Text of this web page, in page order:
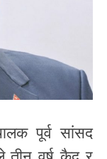
पूर्व सांसद